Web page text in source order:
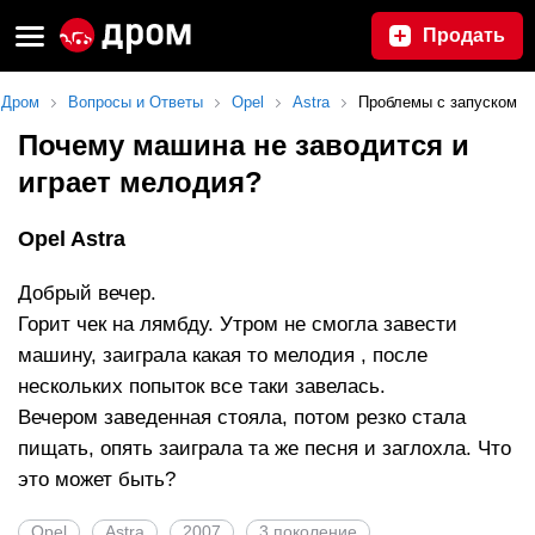
Продать
Дром Вопросы и Ответы Opel Astra Проблемы с запуском
Почему машина не заводится и
играет мелодия?
Opel Astra
Добрый вечер.
Горит чек на лямбду. Утром не смогла завести
машину, заиграла какая то мелодия , после
нескольких попыток все таки завелась.
Вечером заведенная стояла, потом резко стала
пищать, опять заиграла та же песня и заглохла. Что
это может быть?